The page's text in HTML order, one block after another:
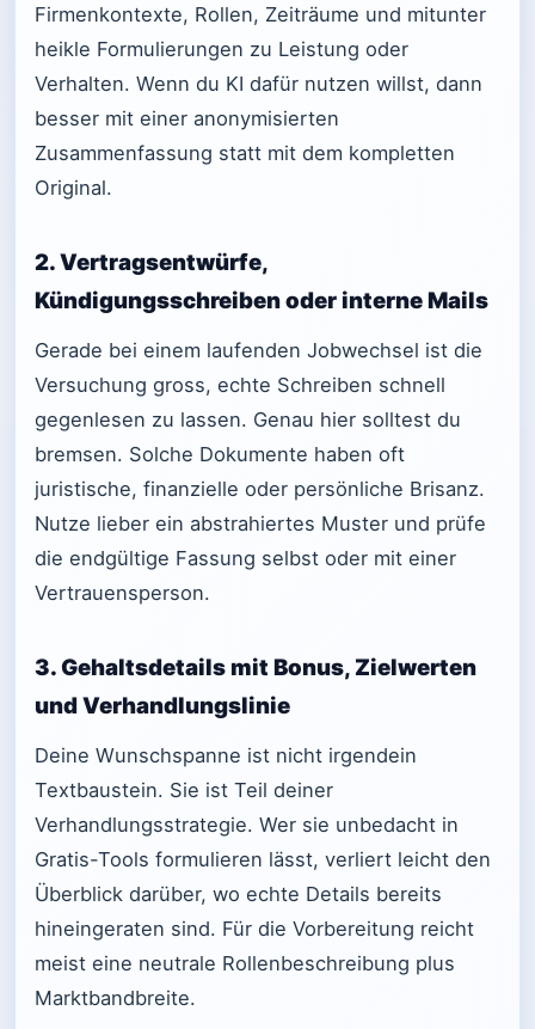
Firmenkontexte, Rollen, Zeiträume und mitunter
heikle Formulierungen zu Leistung oder
Verhalten. Wenn du KI dafür nutzen willst, dann
besser mit einer anonymisierten
Zusammenfassung statt mit dem kompletten
Original.
2. Vertragsentwürfe,
Kündigungsschreiben oder interne Mails
Gerade bei einem laufenden Jobwechsel ist die
Versuchung gross, echte Schreiben schnell
gegenlesen zu lassen. Genau hier solltest du
bremsen. Solche Dokumente haben oft
juristische, finanzielle oder persönliche Brisanz.
Nutze lieber ein abstrahiertes Muster und prüfe
die endgültige Fassung selbst oder mit einer
Vertrauensperson.
3. Gehaltsdetails mit Bonus, Zielwerten
und Verhandlungslinie
Deine Wunschspanne ist nicht irgendein
Textbaustein. Sie ist Teil deiner
Verhandlungsstrategie. Wer sie unbedacht in
Gratis-Tools formulieren lässt, verliert leicht den
Überblick darüber, wo echte Details bereits
hineingeraten sind. Für die Vorbereitung reicht
meist eine neutrale Rollenbeschreibung plus
Marktbandbreite.